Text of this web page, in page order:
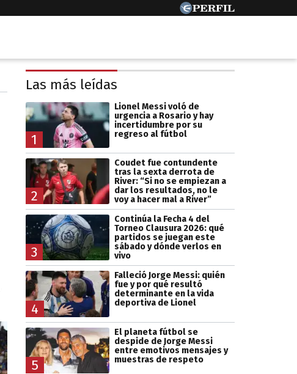
Las más leídas
1
Lionel Messi voló de
urgencia a Rosario y hay
incertidumbre por su
regreso al fútbol
2
Coudet fue contundente
tras la sexta derrota de
River: “Si no se empiezan a
dar los resultados, no le
voy a hacer mal a River”
3
Continúa la Fecha 4 del
Torneo Clausura 2026: qué
partidos se juegan este
sábado y dónde verlos en
vivo
4
Falleció Jorge Messi: quién
fue y por qué resultó
determinante en la vida
deportiva de Lionel
5
El planeta fútbol se
despide de Jorge Messi
entre emotivos mensajes y
muestras de respeto